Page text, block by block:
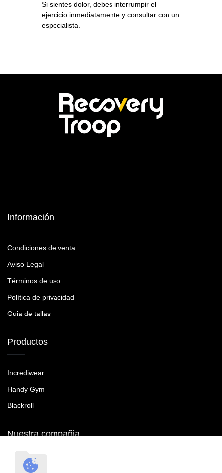
Si sientes dolor, debes interrumpir el
ejercicio inmediatamente y consultar con un
especialista.
Información
Condiciones de venta
Aviso Legal
Términos de uso
Política de privacidad
Guia de tallas
Productos
Incrediwear
Handy Gym
Blackroll
Nuestra compañia
RecoveryTroop SL B90465287